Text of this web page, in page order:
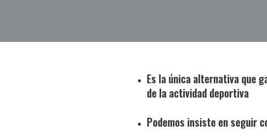
Es la única alternativa que
de la actividad deportiva
Podemos insiste en seguir